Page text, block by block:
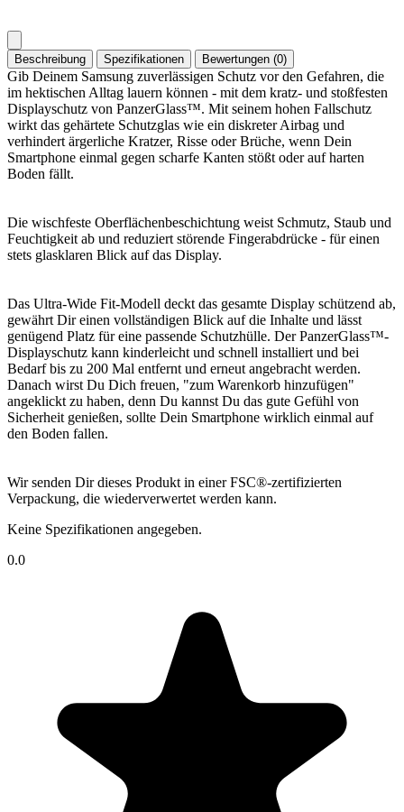
Beschreibung Spezifikationen Bewertungen (0)
Gib Deinem Samsung zuverlässigen Schutz vor den Gefahren, die
im hektischen Alltag lauern können - mit dem kratz- und stoßfesten
Displayschutz von PanzerGlass™. Mit seinem hohen Fallschutz
wirkt das gehärtete Schutzglas wie ein diskreter Airbag und
verhindert ärgerliche Kratzer, Risse oder Brüche, wenn Dein
Smartphone einmal gegen scharfe Kanten stößt oder auf harten
Boden fällt.
Die wischfeste Oberflächenbeschichtung weist Schmutz, Staub und
Feuchtigkeit ab und reduziert störende Fingerabdrücke - für einen
stets glasklaren Blick auf das Display.
Das Ultra-Wide Fit-Modell deckt das gesamte Display schützend ab,
gewährt Dir einen vollständigen Blick auf die Inhalte und lässt
genügend Platz für eine passende Schutzhülle. Der PanzerGlass™-
Displayschutz kann kinderleicht und schnell installiert und bei
Bedarf bis zu 200 Mal entfernt und erneut angebracht werden.
Danach wirst Du Dich freuen, "zum Warenkorb hinzufügen"
angeklickt zu haben, denn Du kannst Du das gute Gefühl von
Sicherheit genießen, sollte Dein Smartphone wirklich einmal auf
den Boden fallen.
Wir senden Dir dieses Produkt in einer FSC®-zertifizierten
Verpackung, die wiederverwertet werden kann.
Keine Spezifikationen angegeben.
0.0